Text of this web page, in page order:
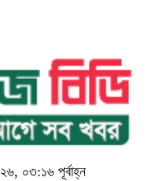
০৩:১৬ পূর্বাহ্ন